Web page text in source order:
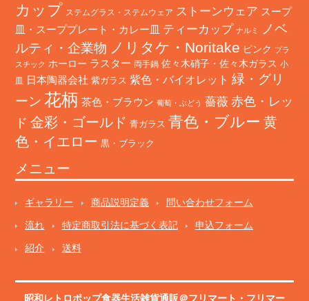
カップ ステムグラス・ステムウェア ストーンウェア スープ
皿・スーププレート・カレー皿 ティーカップ ナルミ
ノベ
ルティ・企業物 ノリタケ・Noritake ピンク プラ
スチック ホーロー ラスター 両手鍋 佐々木硝子・佐々木ガラス 小
皿
日本陶器会社 紫ガラス 紫色・バイオレット 緑・グリ
ーン 花柄 茶色・ブラウン 葡萄・ぶどう 薔薇 赤色・レッ
ド 金彩・ゴールド 青ガラス 青色・ブルー 黄
色・イエロー 黒・ブラック
メニュー
ギャラリー 商品説明定義 問い合わせフォーム
流れ 特定商取引法に基づく表記 申込フォーム
紹介 送料
昭和レトロポップ食器生活雑貨通販＠フリマート ・ フリマー